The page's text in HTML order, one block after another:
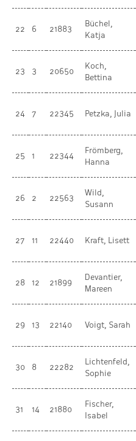
22 6 21883
Büchel,
Katja
23 3 20650
Koch,
Bettina
24 7 22345 Petzka, Julia
25 1 22344
Frömberg,
Hanna
26 2 22563
Wild,
Susann
27 11 22440 Kraft, Lisett
28 12 21899
Devantier,
Mareen
29 13 22140 Voigt, Sarah
30 8 22282
Lichtenfeld,
Sophie
31 14 21880
Fischer,
Isabel